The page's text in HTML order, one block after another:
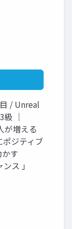
/ Unreal
｜
が増える
ポジティブ
す
ス 」